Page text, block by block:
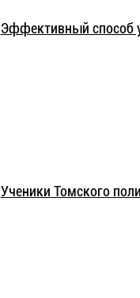
Эффективный способ
Ученики Томского